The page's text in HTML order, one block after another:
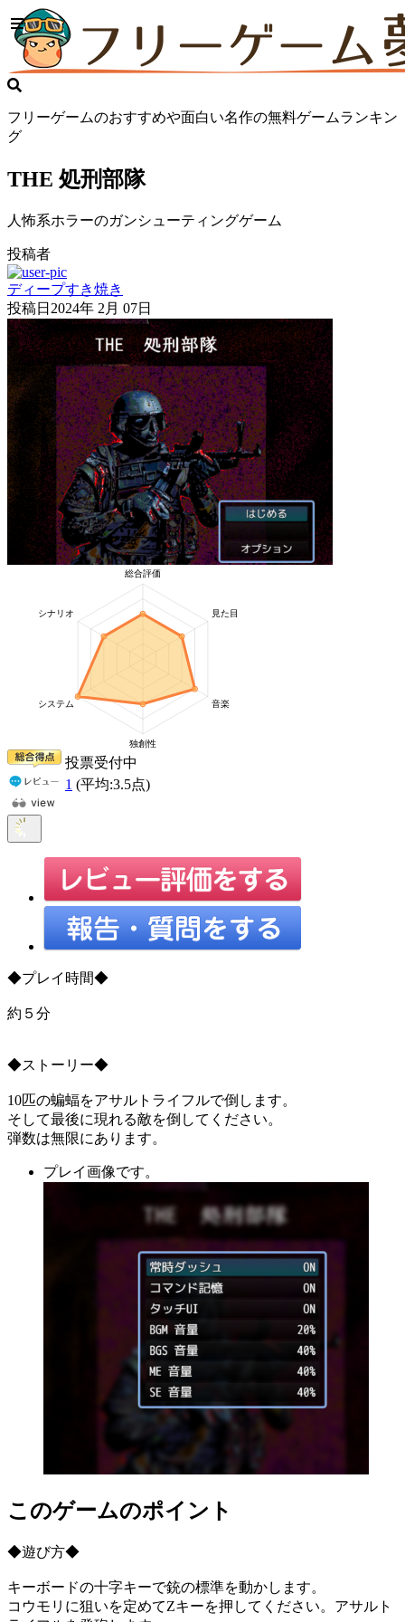
フリーゲームのおすすめや面白い名作の無料ゲームランキン
グ
THE 処刑部隊
人怖系ホラーのガンシューティングゲーム
投稿者
ディープすき焼き
投稿日 2024年 2月 07日
投票受付中
1 (平均:3.5点)
◆プレイ時間◆
約５分
◆ストーリー◆
10匹の蝙蝠をアサルトライフルで倒します。
そして最後に現れる敵を倒してください。
弾数は無限にあります。
プレイ画像です。
このゲームのポイント
◆遊び方◆
キーボードの十字キーで銃の標準を動かします。
コウモリに狙いを定めてZキーを押してください。アサルト